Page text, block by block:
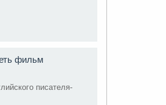
фильм
писателя-